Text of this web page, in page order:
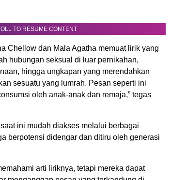
TO RESUME CONTENT
Chellow dan Mala Agatha memuat lirik yang
hubungan seksual di luar pernikahan,
hingga ungkapan yang merendahkan
sesuatu yang lumrah. Pesan seperti ini
oleh anak-anak dan remaja,” tegas
ini mudah diakses melalui berbagai
berpotensi didengar dan ditiru oleh generasi
arti liriknya, tetapi mereka dapat